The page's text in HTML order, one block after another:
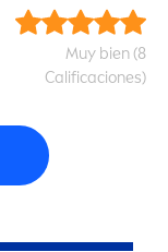
Muy bien (8
Calificaciones)